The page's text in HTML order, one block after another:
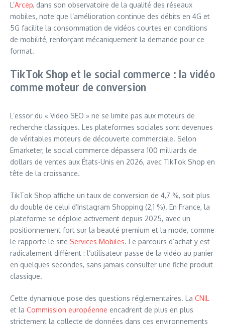
L’Arcep, dans son observatoire de la qualité des réseaux
mobiles, note que l’amélioration continue des débits en 4G et
5G facilite la consommation de vidéos courtes en conditions
de mobilité, renforçant mécaniquement la demande pour ce
format.
TikTok Shop et le social commerce : la vidéo
comme moteur de conversion
L’essor du « Video SEO » ne se limite pas aux moteurs de
recherche classiques. Les plateformes sociales sont devenues
de véritables moteurs de découverte commerciale. Selon
Emarketer, le social commerce dépassera 100 milliards de
dollars de ventes aux États-Unis en 2026, avec TikTok Shop en
tête de la croissance.
TikTok Shop affiche un taux de conversion de 4,7 %, soit plus
du double de celui d’Instagram Shopping (2,1 %). En France, la
plateforme se déploie activement depuis 2025, avec un
positionnement fort sur la beauté premium et la mode, comme
le rapporte le site Services Mobiles. Le parcours d’achat y est
radicalement différent : l’utilisateur passe de la vidéo au panier
en quelques secondes, sans jamais consulter une fiche produit
classique.
Cette dynamique pose des questions réglementaires. La CNIL
et la Commission européenne encadrent de plus en plus
strictement la collecte de données dans ces environnements